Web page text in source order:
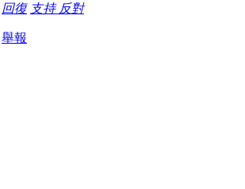
回復 支持 反對
舉報